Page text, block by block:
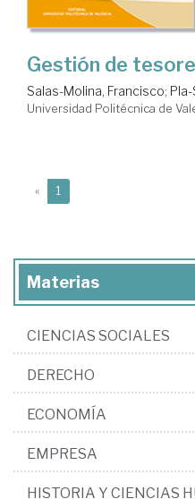
Gestión de
Salas-Molina, Francisco;
Universidad Politécnica de
« 1
Materias
CIENCIAS SOCIALES
DERECHO
ECONOMÍA
EMPRESA
HISTORIA Y CIENCIAS